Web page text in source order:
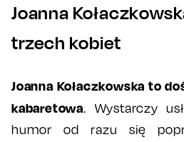
Joanna
trzech kobiet
Joanna Kołaczkowska to
kabaretowa. Wystarczy
humor od razu się